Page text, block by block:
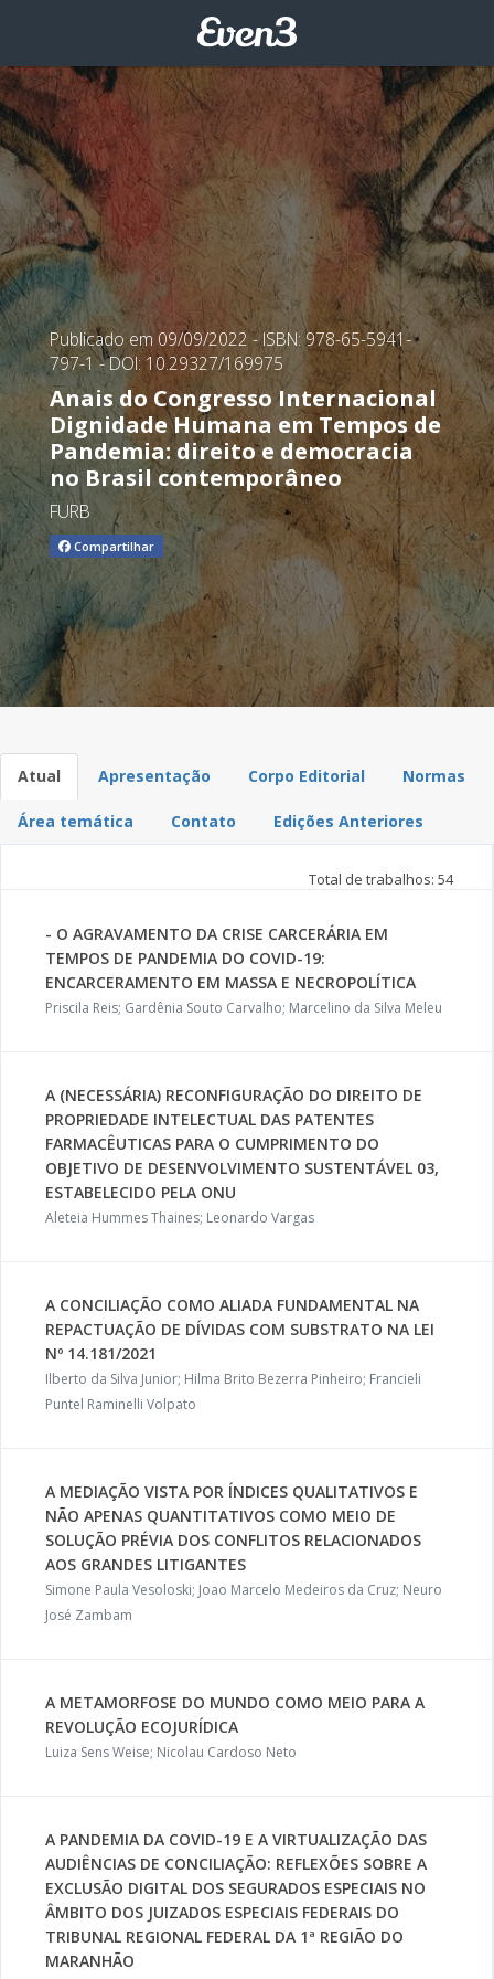
Publicado em 09/09/2022- ISBN: 978-65-5941-
797-1- DOI: 10.29327/169975
Anais do Congresso Internacional
Dignidade Humana em Tempos de
Pandemia: direito e democracia
no Brasil contemporâneo
FURB
Compartilhar
Atual Apresentação Corpo Editorial Normas
Área temática Contato Edições Anteriores
Total de trabalhos: 54
- O AGRAVAMENTO DA CRISE CARCERÁRIA EM
TEMPOS DE PANDEMIA DO COVID-19:
ENCARCERAMENTO EM MASSA E NECROPOLÍTICA
Priscila Reis; Gardênia Souto Carvalho; Marcelino da Silva Meleu
A (NECESSÁRIA) RECONFIGURAÇÃO DO DIREITO DE
PROPRIEDADE INTELECTUAL DAS PATENTES
FARMACÊUTICAS PARA O CUMPRIMENTO DO
OBJETIVO DE DESENVOLVIMENTO SUSTENTÁVEL 03,
ESTABELECIDO PELA ONU
Aleteia Hummes Thaines; Leonardo Vargas
A CONCILIAÇÃO COMO ALIADA FUNDAMENTAL NA
REPACTUAÇÃO DE DÍVIDAS COM SUBSTRATO NA LEI
Nº 14.181/2021
Ilberto da Silva Junior; Hilma Brito Bezerra Pinheiro; Francieli
Puntel Raminelli Volpato
A MEDIAÇÃO VISTA POR ÍNDICES QUALITATIVOS E
NÃO APENAS QUANTITATIVOS COMO MEIO DE
SOLUÇÃO PRÉVIA DOS CONFLITOS RELACIONADOS
AOS GRANDES LITIGANTES
Simone Paula Vesoloski; Joao Marcelo Medeiros da Cruz; Neuro
José Zambam
A METAMORFOSE DO MUNDO COMO MEIO PARA A
REVOLUÇÃO ECOJURÍDICA
Luiza Sens Weise; Nicolau Cardoso Neto
A PANDEMIA DA COVID-19 E A VIRTUALIZAÇÃO DAS
AUDIÊNCIAS DE CONCILIAÇÃO: REFLEXÕES SOBRE A
EXCLUSÃO DIGITAL DOS SEGURADOS ESPECIAIS NO
ÂMBITO DOS JUIZADOS ESPECIAIS FEDERAIS DO
TRIBUNAL REGIONAL FEDERAL DA 1ª REGIÃO DO
MARANHÃO